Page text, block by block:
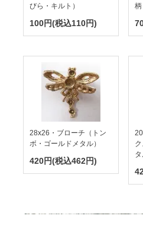
びら・キルト）
100円(税込110円)
28x26・ブローチ（トン
ボ・ゴールドメタル）
420円(税込462円)